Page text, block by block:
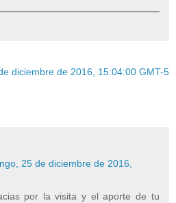
diciembre de 2016, 15:04:00 GMT-5
25 de diciembre de 2016,
por la visita y el aporte de tu